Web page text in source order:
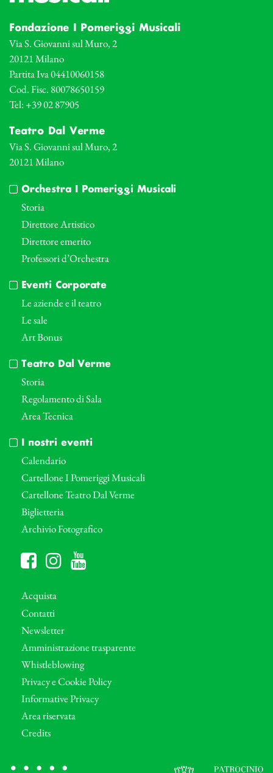
Fondazione I Pomeriggi Musicali
Via S. Giovanni sul Muro, 2
20121 Milano
Partita Iva 04410060158
Cod. Fisc. 80078650159
Tel: +39 02 87905
Teatro Dal Verme
Via S. Giovanni sul Muro, 2
20121 Milano
Orchestra I Pomeriggi Musicali
Storia
Direttore Artistico
Direttore emerito
Professori d’Orchestra
Eventi Corporate
Le aziende e il teatro
Le sale
Art Bonus
Teatro Dal Verme
Storia
Regolamento di Sala
Area Tecnica
I nostri eventi
Calendario
Cartellone I Pomeriggi Musicali
Cartellone Teatro Dal Verme
Biglietteria
Archivio Fotografico
Acquista
Contatti
Newsletter
Amministrazione trasparente
Whistleblowing
Privacy e Cookie Policy
Informative Privacy
Area riservata
Credits